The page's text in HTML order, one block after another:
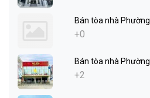
Bán tòa nhà
+0
Bán tòa nhà
+2